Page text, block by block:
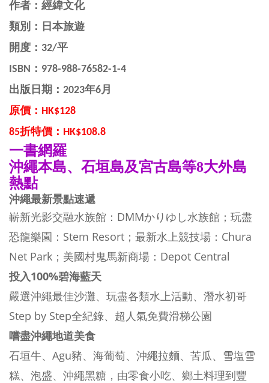
作者：經緯文化
類別：日本旅遊
開度：32/平
ISBN： 978-988-76582-1-4
出版日期：2023年6月
原價：HK$128
85折特價：HK$108.8
一書網羅
沖繩本島、石垣島及宮古島等8大外島
熱點
沖繩最新景點速遞
嶄新光影交融水族館：DMMかりゆし水族館；玩盡
恐龍樂園：Stem Resort；最新水上競技場：Chura
Net Park；美國村鬼馬新商場：Depot Central
投入100%碧海藍天
嚴選沖繩最佳沙灘、玩盡各類水上活動、潛水初哥
Step by Step全紀錄、超人氣免費滑梯公園
嚐盡沖繩地道美食
石垣牛、Agu豬、海葡萄、沖繩拉麵、苦瓜、雪塩雪
糕、泡盛、沖繩黑糖，由零食小吃、鄉土料理到豐